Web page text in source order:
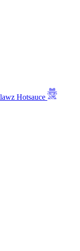
Hotsauce